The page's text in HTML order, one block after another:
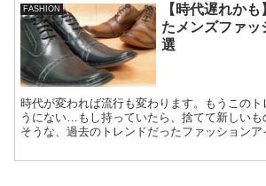
FASHION
【時代遅れか
たメンズファッ
選
時代が変われば流行も変わります。もうこの
うにない…もし持っていたら、捨てて新しいも
そうな、過去のトレンドだったファッション